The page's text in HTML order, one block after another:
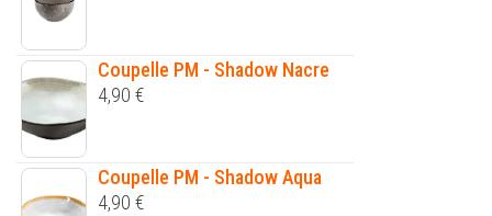
Coupelle PM - Shadow Nacre
4,90 €
Coupelle PM - Shadow Aqua
4,90 €